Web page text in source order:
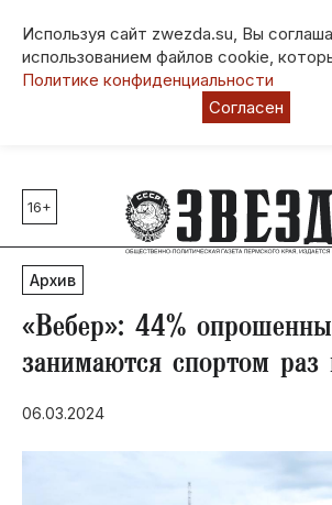
Используя сайт zwezda.su, Вы
использованием файлов cookie,
Политике конфиденциальности
Согласен
Главные темы
80 лет Победы
Молодежная столица РФ
СВО
Социальная поддержка
Инфраструктура
Благоустройство
16+
Архив
«Вебер»: 44%
занимаются спортом
06.03.2024